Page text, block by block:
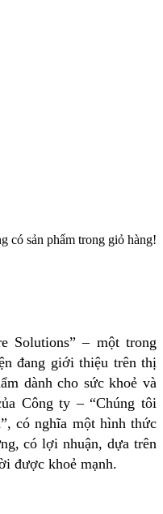
có sản phẩm trong giỏ hàng!
Solutions” – một trong
đang giới thiệu trên thị
dành cho sức khoẻ và
Công ty – “Chúng tôi
có nghĩa một hình thức
có lợi nhuận, dựa trên
được khoẻ mạnh.